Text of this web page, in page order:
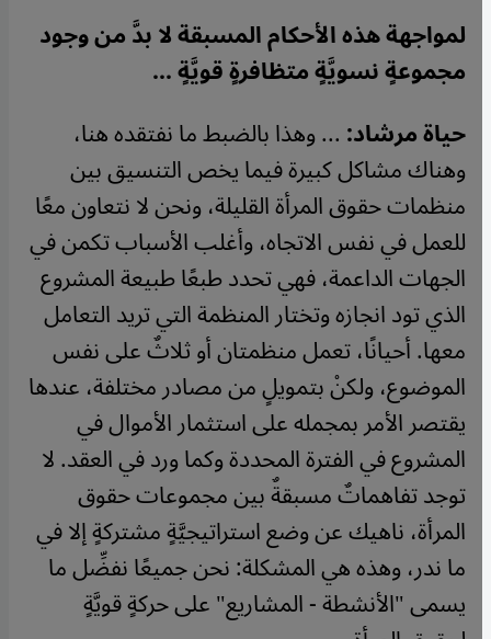
لمواجهة هذه الأحكام المسبقة لا بدَّ من وجود
مجموعةٍ نسويَّةٍ متظافرةٍ قويَّةٍ ...
حياة مرشاد:... وهذا بالضبط ما نفتقده هنا،
وهناك مشاكل كبيرة فيما يخص التنسيق بين
منظمات حقوق المرأة القليلة، ونحن لا نتعاون معًا
للعمل في نفس الاتجاه، وأغلب الأسباب تكمن في
الجهات الداعمة، فهي تحدد طبعًا طبيعة المشروع
الذي تود انجازه وتختار المنظمة التي تريد التعامل
معها. أحيانًا، تعمل منظمتان أو ثلاثٌ على نفس
الموضوع، ولكنْ بتمويلٍ من مصادر مختلفة، عندها
يقتصر الأمر بمجمله على استثمار الأموال في
المشروع في الفترة المحددة وكما ورد في العقد. لا
توجد تفاهماتٌ مسبقةٌ بين مجموعات حقوق
المرأة، ناهيك عن وضع استراتيجيَّةٍ مشتركةٍ إلا في
ما ندر، وهذه هي المشكلة: نحن جميعًا نفضِّل ما
يسمى "الأنشطة - المشاريع" على حركةٍ قويَّةٍ